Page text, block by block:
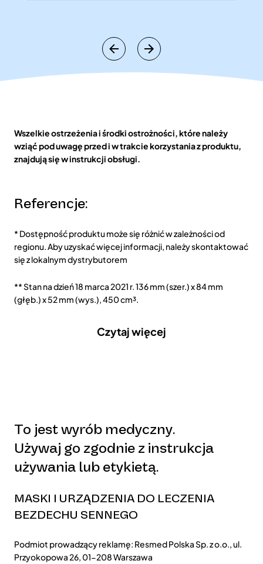
Wszelkie ostrzeżenia i środki ostrożności, które należy
wziąć pod uwagę przed i w trakcie korzystania z produktu,
znajdują się w instrukcji obsługi.
Referencje:
* Dostępność produktu może się różnić w zależności od
regionu. Aby uzyskać więcej informacji, należy skontaktować
się z lokalnym dystrybutorem
** Stan na dzień 18 marca 2021 r. 136 mm (szer.) x 84 mm
(głęb.) x 52 mm (wys.), 450 cm³.
Czytaj więcej
To jest wyrób medyczny.
Używaj go zgodnie z instrukcja
używania lub etykietą.
MASKI I URZĄDZENIA DO LECZENIA
BEZDECHU SENNEGO
Podmiot prowadzący reklamę: Resmed Polska Sp. z o.o., ul.
Przyokopowa 26, 01-208 Warszawa